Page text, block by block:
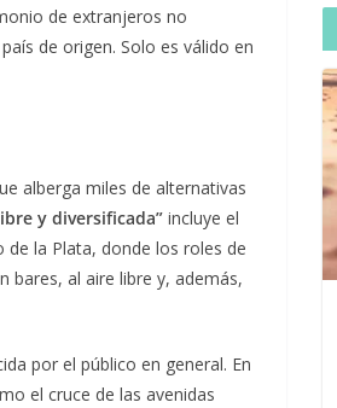
de extranjeros no
de origen. Solo es válido en
alberga miles de alternativas
y diversificada” incluye el
de la Plata, donde los roles de
bares, al aire libre y, además,
por el público en general. En
el cruce de las avenidas